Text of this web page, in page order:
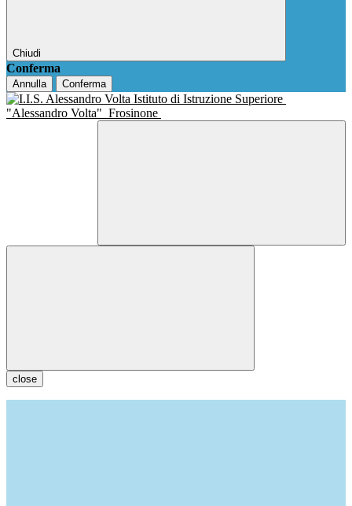
Chiudi
Conferma
Annulla Conferma
Istituto di Istruzione Superiore
"Alessandro Volta" Frosinone
close